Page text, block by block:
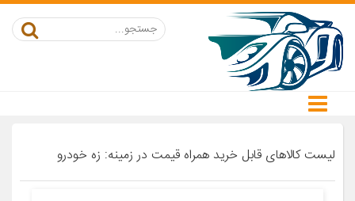
لیست کالاهای قابل خرید همراه قیمت در زمینه: زه خودرو